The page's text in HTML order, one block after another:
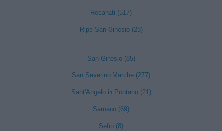
Recanati (517)
Ripe San Ginesio (28)
San Ginesio (85)
San Severino Marche (277)
Sant'Angelo in Pontano (21)
Sarnano (69)
Sefro (8)